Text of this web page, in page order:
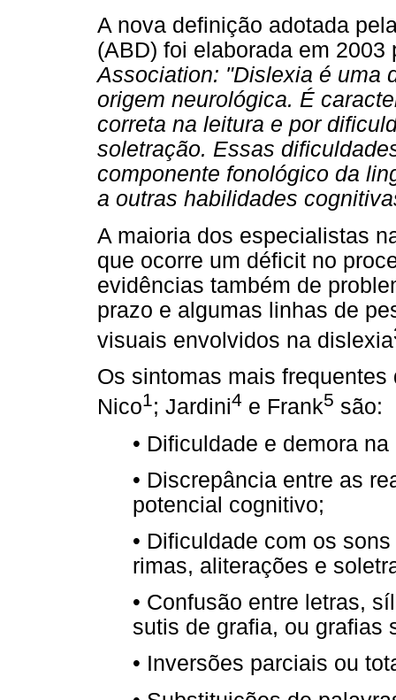
A nova definição adotada
(ABD) foi elaborada em
Association: "Dislexia é uma
origem neurológica. É
correta na leitura e por
soletração. Essas
componente fonológico da
a outras habilidades
A maioria dos especialistas
que ocorre um déficit no
evidências também de
prazo e algumas linhas de
visuais envolvidos na dislexia
Os sintomas mais
Nico1; Jardini4 e Frank5 são:
• Dificuldade e demora
• Discrepância entre as
potencial cognitivo;
• Dificuldade com os
rimas, aliterações e
• Confusão entre letras,
sutis de grafia, ou grafias
• Inversões parciais ou